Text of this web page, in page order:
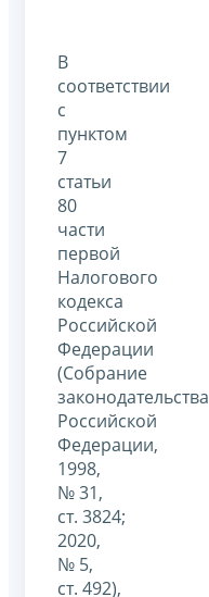
В
соответствии
с
пунктом
7
статьи
80
части
первой
Налогового
кодекса
Российской
Федерации
(Собрание
законодательства
Российской
Федерации,
1998,
№ 31,
ст. 3824;
2020,
№ 5,
ст. 492),